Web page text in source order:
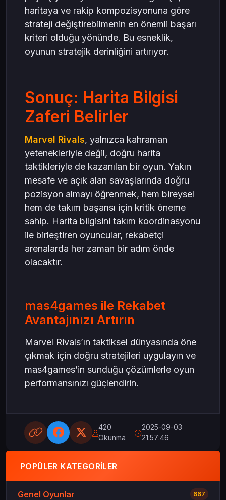
haritaya ve rakip kompozisyonuna göre
strateji değiştirebilmenin en önemli başarı
kriteri olduğu yönünde. Bu esneklik,
oyunun stratejik derinliğini artırıyor.
Sonuç: Harita Bilgisi
Zaferi Belirler
Marvel Rivals, yalnızca kahraman
yetenekleriyle değil, doğru harita
taktikleriyle de kazanılan bir oyun. Yakın
mesafe ve açık alan savaşlarında doğru
pozisyon almayı öğrenmek, hem bireysel
hem de takım başarısı için kritik öneme
sahip. Harita bilgisini takım koordinasyonu
ile birleştiren oyuncular, rekabetçi
arenalarda her zaman bir adım önde
olacaktır.
mas4games ile Rekabet
Avantajınızı Artırın
Marvel Rivals’ın taktiksel dünyasında öne
çıkmak için doğru stratejileri uygulayın ve
mas4games’in sunduğu çözümlerle oyun
performansınızı güçlendirin.
420
Okunma
2025-09-03
21:57:46
POPÜLER KATEGORILER
Genel Oyunlar 667